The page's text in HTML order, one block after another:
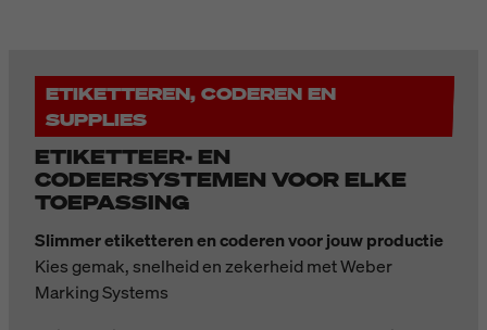
ETIKETTEREN, CODEREN EN
SUPPLIES
ETIKETTEER- EN
CODEERSYSTEMEN VOOR ELKE
TOEPASSING
Slimmer etiketteren en coderen voor jouw productie
Kies gemak, snelheid en zekerheid met Weber
Marking Systems